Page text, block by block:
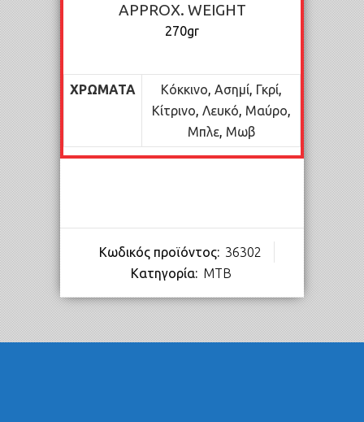
APPROX. WEIGHT
270gr
ΧΡΏΜΑΤΑ Κόκκινο, Ασημί, Γκρί,
Κίτρινο, Λευκό, Μαύρο,
Μπλε, Μωβ
Κωδικός προϊόντος: 36302
Κατηγορία: MTB